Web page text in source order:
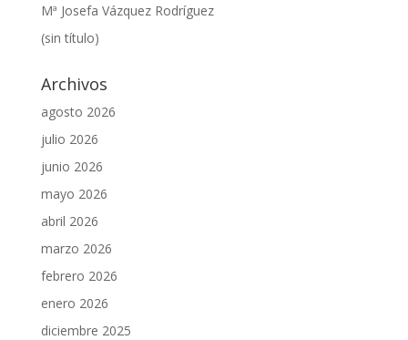
Mª Josefa Vázquez Rodríguez
(sin título)
Archivos
agosto 2026
julio 2026
junio 2026
mayo 2026
abril 2026
marzo 2026
febrero 2026
enero 2026
diciembre 2025